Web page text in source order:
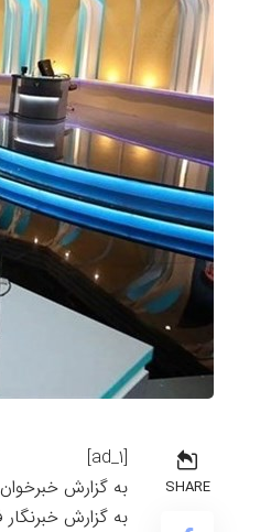
SHARE
[ad_1]
به گزارش خبرخوان